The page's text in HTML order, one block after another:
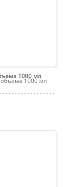
1000 мл
1000 мл